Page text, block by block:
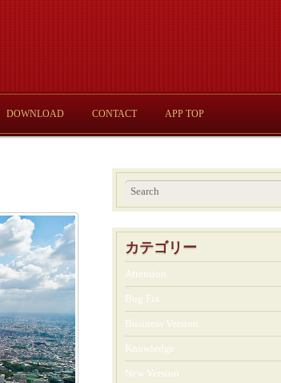
DOWNLOAD CONTACT APP TOP
カテゴリー
Attention
Bug Fix
Business Version
Knowledge
New Version